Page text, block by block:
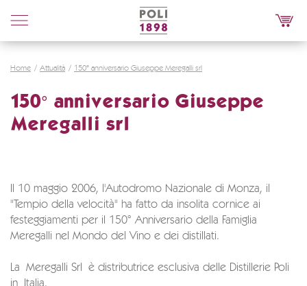
Poli
Distillerie
Home Attualità 150° anniversario Giuseppe Meregalli srl
150° anniversario Giuseppe
Meregalli srl
Il 10 maggio 2006, l'Autodromo Nazionale di Monza, il
"Tempio della velocità" ha fatto da insolita cornice ai
festeggiamenti per il 150° Anniversario della Famiglia
Meregalli nel Mondo del Vino e dei distillati.
La Meregalli Srl è distributrice esclusiva delle Distillerie Poli
in Italia.